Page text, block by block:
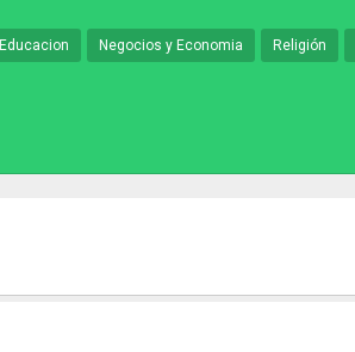
Educacion Negocios y Economia Religión